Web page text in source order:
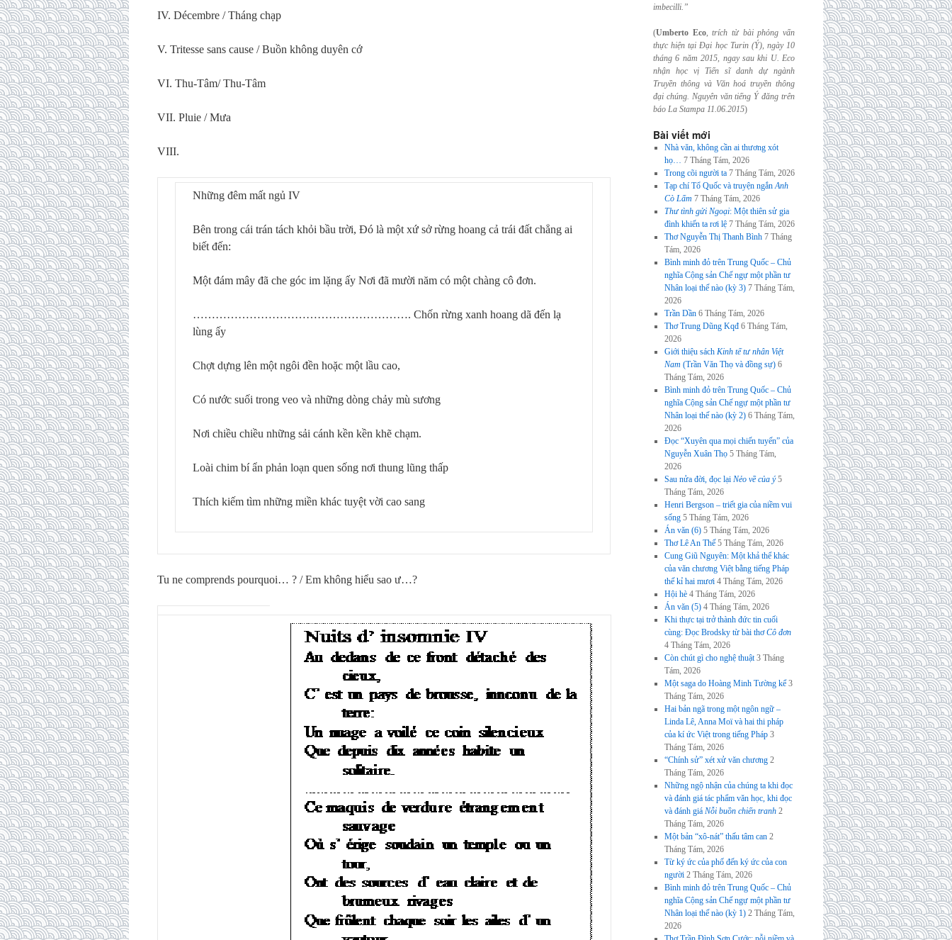
IV. Décembre / Tháng chạp
V. Tritesse sans cause / Buồn không duyên cớ
VI. Thu-Tâm/ Thu-Tâm
VII. Pluie / Mưa
VIII.
Những đêm mất ngủ IV
Bên trong cái trán tách khỏi bầu trời, Đó là một xứ sở rừng hoang cả trái đất chẳng ai
biết đến:
Một đám mây đã che góc im lặng ấy Nơi đã mười năm có một chàng cô đơn.
…………………………………………………. Chốn rừng xanh hoang dã đến lạ
lùng ấy
Chợt dựng lên một ngôi đền hoặc một lầu cao,
Có nước suối trong veo và những dòng chảy mù sương
Nơi chiều chiều những sải cánh kền kền khẽ chạm.
Loài chim bí ẩn phản loạn quen sống nơi thung lũng thấp
Thích kiếm tìm những miền khác tuyệt vời cao sang
Tu ne comprends pourquoi… ? / Em không hiểu sao ư…?
imbecilli.”
(Umberto Eco,trích từ bài phỏng vấn
thực hiện tại Đại học Turin (Ý), ngày 10
tháng 6 năm 2015, ngay sau khi U. Eco
nhận học vị Tiến sĩ danh dự ngành
Truyền thông và Văn hoá truyền thông
đại chúng. Nguyên văn tiếng Ý đăng trên
báo La Stampa 11.06.2015)
Bài viết mới
Nhà văn, không cần ai thương xót
họ… 7 Tháng Tám, 2026
Trong cõi người ta 7 Tháng Tám, 2026
Tạp chí Tổ Quốc và truyện ngắnAnh
Cò Lấm 7 Tháng Tám, 2026
Thư tình gửi Ngoại: Một thiên sử gia
đình khiến ta rơi lệ 7 Tháng Tám, 2026
Thơ Nguyễn Thị Thanh Bình 7 Tháng
Tám, 2026
Bình minh đỏ trên Trung Quốc – Chủ
nghĩa Cộng sản Chế ngự một phần tư
Nhân loại thế nào (kỳ 3) 7 Tháng Tám,
2026
Trần Dần 6 Tháng Tám, 2026
Thơ Trung Dũng Kqđ 6 Tháng Tám,
2026
Giới thiệu sách Kinh tế tư nhân Việt
Nam (Trần Văn Thọ và đồng sự) 6
Tháng Tám, 2026
Bình minh đỏ trên Trung Quốc – Chủ
nghĩa Cộng sản Chế ngự một phần tư
Nhân loại thế nào (kỳ 2) 6 Tháng Tám,
2026
Đọc “Xuyên qua mọi chiến tuyến” của
Nguyễn Xuân Thọ 5 Tháng Tám,
2026
Sau nửa đời, đọc lại Nẻo về của ý 5
Tháng Tám, 2026
Henri Bergson – triết gia của niềm vui
sống 5 Tháng Tám, 2026
Án văn (6) 5 Tháng Tám, 2026
Thơ Lê An Thế 5 Tháng Tám, 2026
Cung Giũ Nguyên: Một khả thể khác
của văn chương Việt bằng tiếng Pháp
thế kỉ hai mươi 4 Tháng Tám, 2026
Hội hè 4 Tháng Tám, 2026
Án văn (5) 4 Tháng Tám, 2026
Khi thực tại trở thành đức tin cuối
cùng: Đọc Brodsky từ bài thơCô đơn
4 Tháng Tám, 2026
Còn chút gì cho nghệ thuật 3 Tháng
Tám, 2026
Một saga do Hoàng Minh Tường kể 3
Tháng Tám, 2026
Hai bản ngã trong một ngôn ngữ –
Linda Lê, Anna Moï và hai thi pháp
của kí ức Việt trong tiếng Pháp 3
Tháng Tám, 2026
“Chính sử” xét xử văn chương 2
Tháng Tám, 2026
Những ngộ nhận của chúng ta khi đọc
và đánh giá tác phẩm văn học, khi đọc
và đánh giá Nỗi buồn chiến tranh 2
Tháng Tám, 2026
Một bản “xô-nát” thấu tâm can 2
Tháng Tám, 2026
Từ ký ức của phố đến ký ức của con
người 2 Tháng Tám, 2026
Bình minh đỏ trên Trung Quốc – Chủ
nghĩa Cộng sản Chế ngự một phần tư
Nhân loại thế nào (kỳ 1) 2 Tháng Tám,
2026